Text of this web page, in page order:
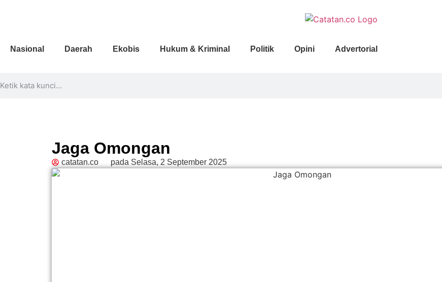
Nasional Daerah Ekobis Hukum & Kriminal Politik Opini Advertorial
Jaga Omongan
catatan.co pada Selasa, 2 September 2025